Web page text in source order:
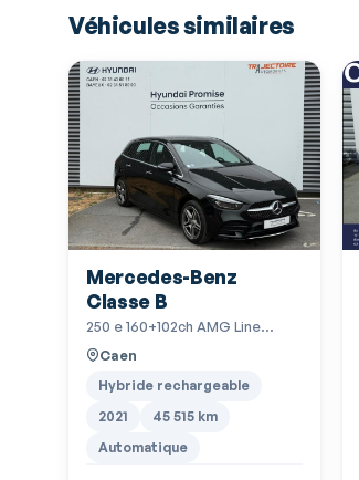
Banquette arrière 3 places
Boucliers AV et AR couleur caisse
Capteur de pluie
Chassis Sport
Coffre assisté électriquement
Commandes vocales
Démarrage sans clé
EBD
Eclairage au sol
Ecran tactile
Véhicules similaires
Mercedes-Benz
Classe B
250 e 160+102ch AMG Line
Edition 8G-DCT
Caen
Hybride rechargeable
2021
45 515 km
Automatique